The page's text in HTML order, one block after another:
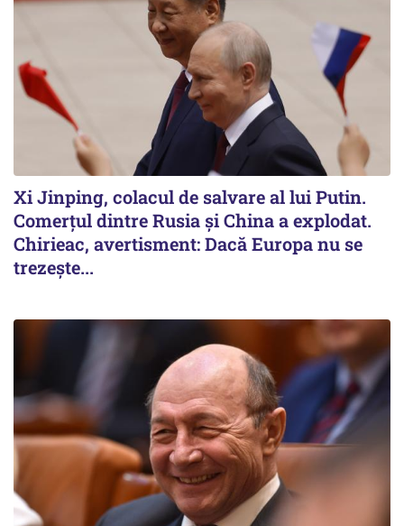
Xi Jinping, colacul de salvare al lui Putin.
Comerțul dintre Rusia și China a explodat.
Chirieac, avertisment: Dacă Europa nu se
trezește...